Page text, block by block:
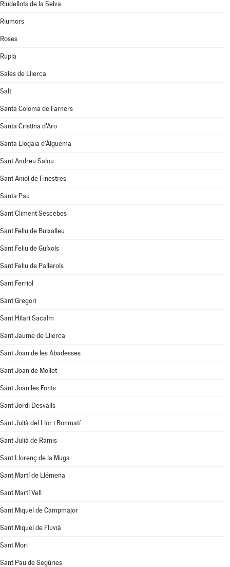
Riudellots de la Selva
Riumors
Roses
Rupià
Sales de Llierca
Salt
Santa Coloma de Farners
Santa Cristina d'Aro
Santa Llogaia d'Àlguema
Sant Andreu Salou
Sant Aniol de Finestres
Santa Pau
Sant Climent Sescebes
Sant Feliu de Buixalleu
Sant Feliu de Guíxols
Sant Feliu de Pallerols
Sant Ferriol
Sant Gregori
Sant Hilari Sacalm
Sant Jaume de Llierca
Sant Joan de les Abadesses
Sant Joan de Mollet
Sant Joan les Fonts
Sant Jordi Desvalls
Sant Julià del Llor i Bonmatí
Sant Julià de Ramis
Sant Llorenç de la Muga
Sant Martí de Llémena
Sant Martí Vell
Sant Miquel de Campmajor
Sant Miquel de Fluvià
Sant Mori
Sant Pau de Segúries